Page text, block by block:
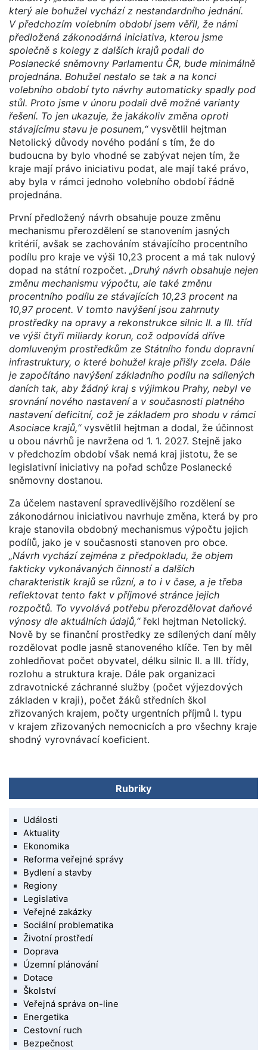
který ale bohužel vychází z nestandardního jednání.
V předchozím volebním období jsem věřil, že námi
předložená zákonodárná iniciativa, kterou jsme
společně s kolegy z dalších krajů podali do
Poslanecké sněmovny Parlamentu ČR, bude minimálně
projednána. Bohužel nestalo se tak a na konci
volebního období tyto návrhy automaticky spadly pod
stůl. Proto jsme v únoru podali dvě možné varianty
řešení. To jen ukazuje, že jakákoliv změna oproti
stávajícímu stavu je posunem,“vysvětlil hejtman
Netolický důvody nového podání s tím, že do
budoucna by bylo vhodné se zabývat nejen tím, že
kraje mají právo iniciativu podat, ale mají také právo,
aby byla v rámci jednoho volebního období řádně
projednána.
První předložený návrh obsahuje pouze změnu
mechanismu přerozdělení se stanovením jasných
kritérií, avšak se zachováním stávajícího procentního
podílu pro kraje ve výši 10,23 procent a má tak nulový
dopad na státní rozpočet. „Druhý návrh obsahuje nejen
změnu mechanismu výpočtu, ale také změnu
procentního podílu ze stávajících 10,23 procent na
10,97 procent. V tomto navýšení jsou zahrnuty
prostředky na opravy a rekonstrukce silnic II. a III. tříd
ve výši čtyři miliardy korun, což odpovídá dříve
domluveným prostředkům ze Státního fondu dopravní
infrastruktury, o které bohužel kraje přišly zcela. Dále
je započítáno navýšení základního podílu na sdílených
daních tak, aby žádný kraj s výjimkou Prahy, nebyl ve
srovnání nového nastavení a v současnosti platného
nastavení deficitní, což je základem pro shodu v rámci
Asociace krajů,“vysvětlil hejtman a dodal, že účinnost
u obou návrhů je navržena od 1. 1. 2027. Stejně jako
v předchozím období však nemá kraj jistotu, že se
legislativní iniciativy na pořad schůze Poslanecké
sněmovny dostanou.
Za účelem nastavení spravedlivějšího rozdělení se
zákonodárnou iniciativou navrhuje změna, která by pro
kraje stanovila obdobný mechanismus výpočtu jejich
podílů, jako je v současnosti stanoven pro obce.
„Návrh vychází zejména z předpokladu, že objem
fakticky vykonávaných činností a dalších
charakteristik krajů se různí, a to i v čase, a je třeba
reflektovat tento fakt v příjmové stránce jejich
rozpočtů. To vyvolává potřebu přerozdělovat daňové
výnosy dle aktuálních údajů,“řekl hejtman Netolický.
Nově by se finanční prostředky ze sdílených daní měly
rozdělovat podle jasně stanoveného klíče. Ten by měl
zohledňovat počet obyvatel, délku silnic II. a III. třídy,
rozlohu a struktura kraje. Dále pak organizaci
zdravotnické záchranné služby (počet výjezdových
základen v kraji), počet žáků středních škol
zřizovaných krajem, počty urgentních příjmů I. typu
v krajem zřizovaných nemocnicích a pro všechny kraje
shodný vyrovnávací koeficient.
Rubriky
Události
Aktuality
Ekonomika
Reforma veřejné správy
Bydlení a stavby
Regiony
Legislativa
Veřejné zakázky
Sociální problematika
Životní prostředí
Doprava
Územní plánování
Dotace
Školství
Veřejná správa on-line
Energetika
Cestovní ruch
Bezpečnost